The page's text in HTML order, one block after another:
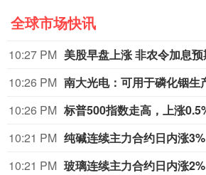
全球市场快讯
10:27 PM
10:26 PM
10:26 PM 标普500指数走高，上涨
10:21 PM 纯碱连续主力合约日内涨3%
10:21 PM 玻璃连续主力合约日内涨2%